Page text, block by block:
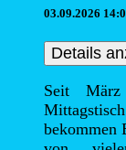
03.09.2026
Details
Seit
bekommen